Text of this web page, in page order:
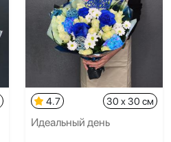
4.7 30 x 30 см
Идеальный день